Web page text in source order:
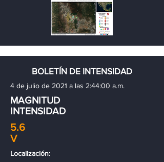
BOLETÍN DE INTENSIDAD
4 de julio de 2021 a las 2:44:00 a.m.
MAGNITUD
INTENSIDAD
5.6
V
Localización: